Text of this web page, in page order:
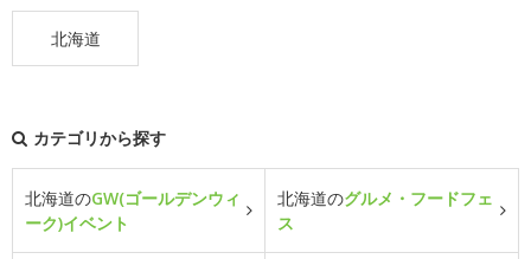
北海道
カテゴリから探す
北海道のGW(ゴールデンウィ
ーク)イベント
北海道のグルメ・フードフェ
ス